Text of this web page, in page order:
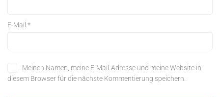
E-Mail *
Meinen Namen, meine E-Mail-Adresse und meine Website in
diesem Browser für die nächste Kommentierung speichern.